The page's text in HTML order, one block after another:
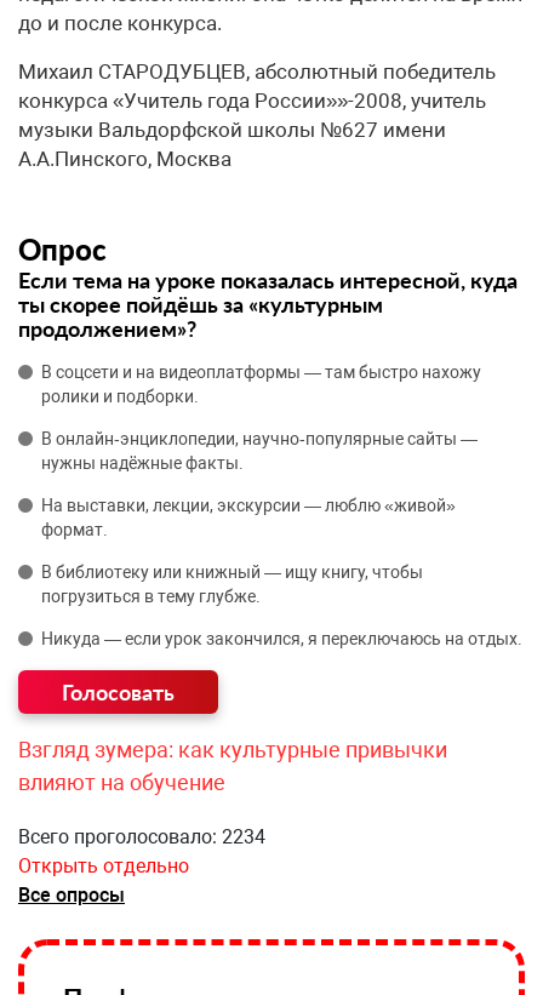
до и после конкурса.
​Михаил СТАРОДУБЦЕВ, абсолютный победитель
конкурса «Учитель года России»»-2008, учитель
музыки Вальдорфской школы №627 имени
А.А.Пинского, Москва
Опрос
Если тема на уроке показалась интересной, куда
ты скорее пойдёшь за «культурным
продолжением»?
В соцсети и на видеоплатформы — там быстро нахожу
ролики и подборки.
В онлайн‑энциклопедии, научно‑популярные сайты —
нужны надёжные факты.
На выставки, лекции, экскурсии — люблю «живой»
формат.
В библиотеку или книжный — ищу книгу, чтобы
погрузиться в тему глубже.
Никуда — если урок закончился, я переключаюсь на отдых.
Взгляд зумера: как культурные привычки
влияют на обучение
Всего проголосовало: 2234
Открыть отдельно
Все опросы